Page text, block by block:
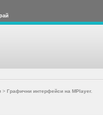
> Графични интерфейси на MPlayer.